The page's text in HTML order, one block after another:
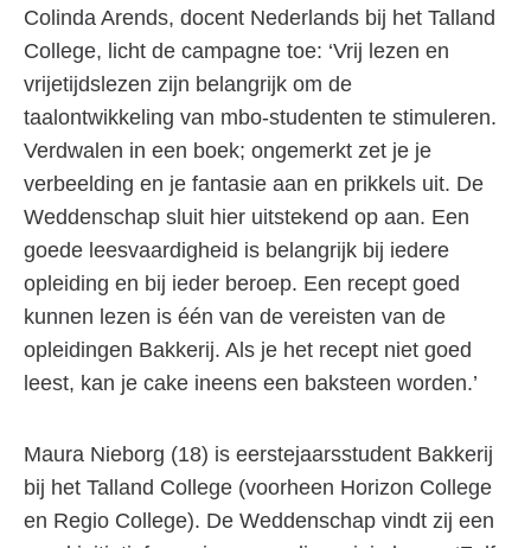
Colinda Arends, docent Nederlands bij het Talland
College, licht de campagne toe: ‘Vrij lezen en
vrijetijdslezen zijn belangrijk om de
taalontwikkeling van mbo-studenten te stimuleren.
Verdwalen in een boek; ongemerkt zet je je
verbeelding en je fantasie aan en prikkels uit. De
Weddenschap sluit hier uitstekend op aan. Een
goede leesvaardigheid is belangrijk bij iedere
opleiding en bij ieder beroep. Een recept goed
kunnen lezen is één van de vereisten van de
opleidingen Bakkerij. Als je het recept niet goed
leest, kan je cake ineens een baksteen worden.’
Maura Nieborg (18) is eerstejaarsstudent Bakkerij
bij het Talland College (voorheen Horizon College
en Regio College). De Weddenschap vindt zij een